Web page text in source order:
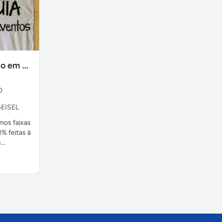
faixas no tecido em ate 24H
faixas
feitas à